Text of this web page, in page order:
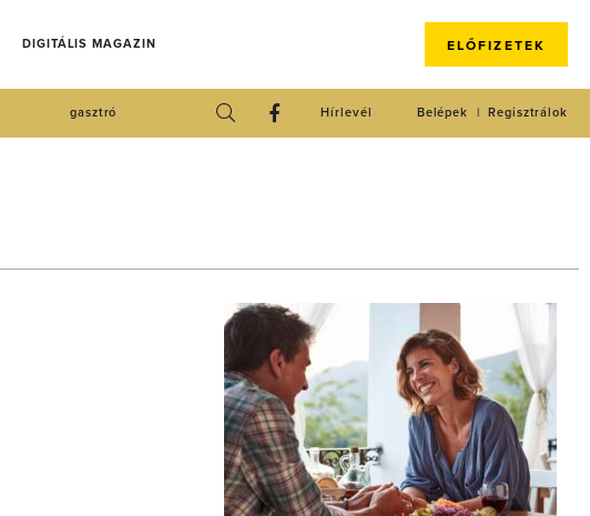
DIGITÁLIS MAGAZIN ELŐFIZETEK
gasztró Regisztrálok
Belépek
Hírlevél